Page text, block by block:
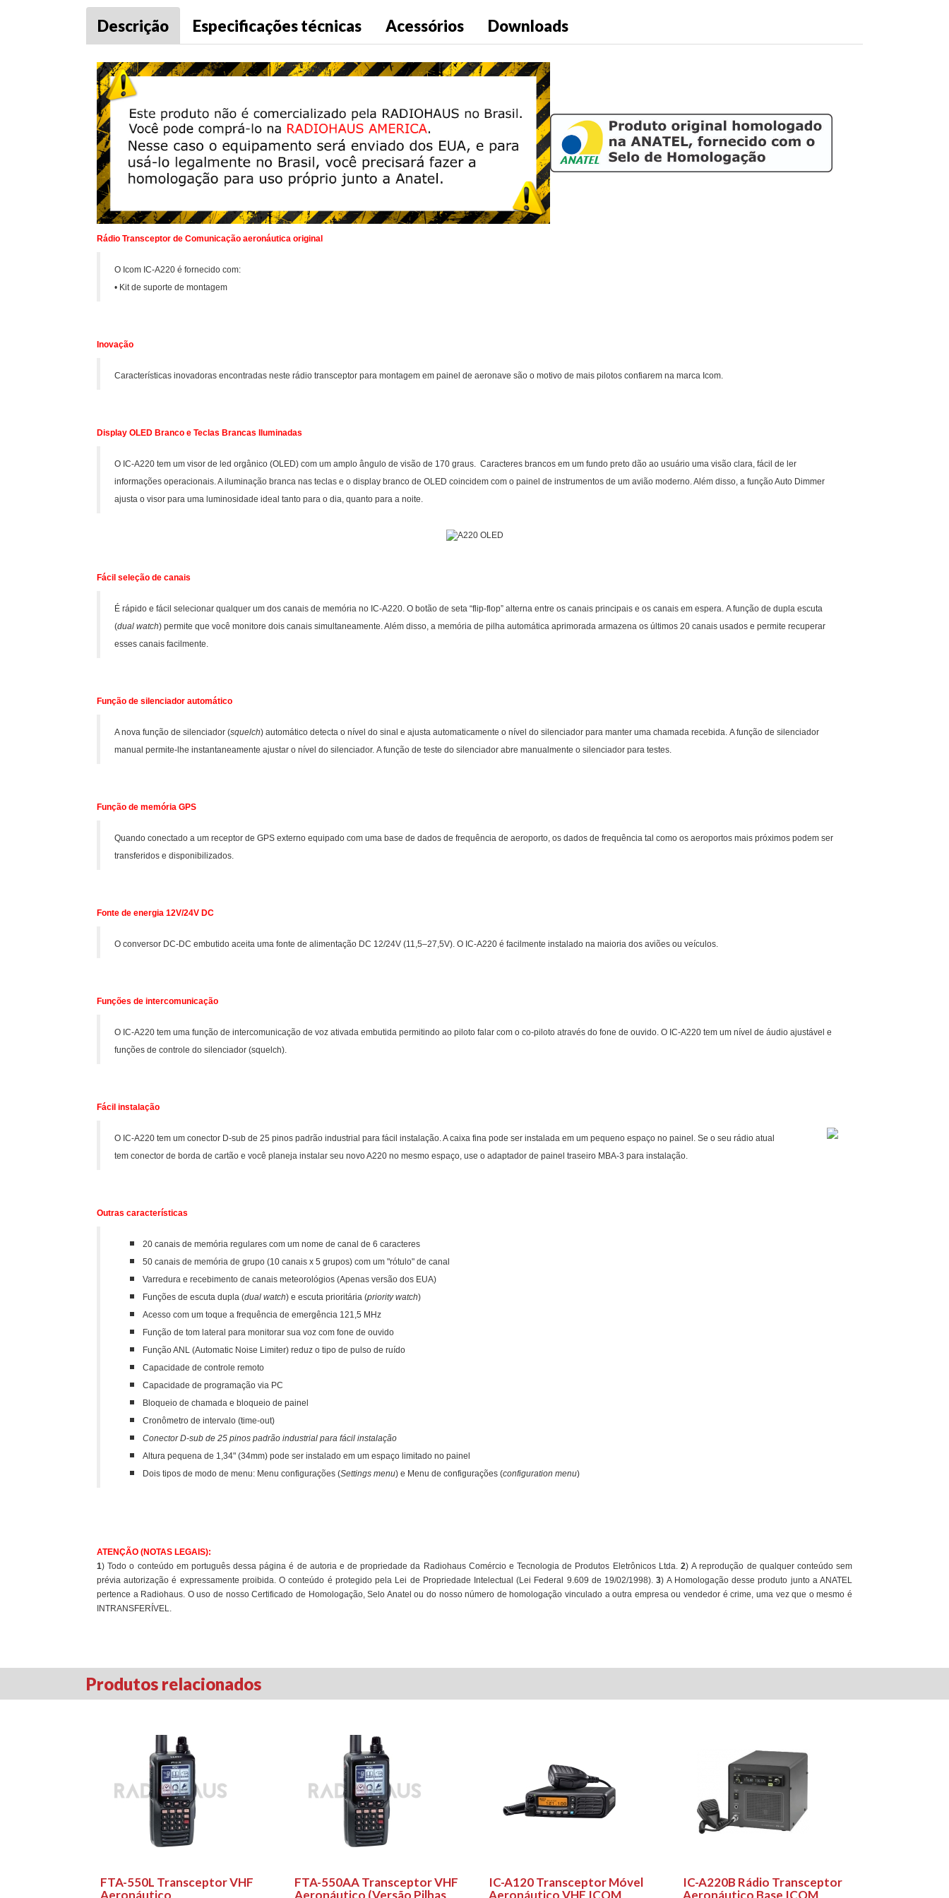
Descrição Especificações técnicas Acessórios Downloads
Rádio Transceptor de Comunicação aeronáutica original
O Icom IC-A220 é fornecido com:
• Kit de suporte de montagem
Inovação
Características inovadoras encontradas neste rádio transceptor para montagem em painel de aeronave são o motivo de mais pilotos confiarem na marca Icom.
Display OLED Branco e Teclas Brancas Iluminadas
O IC-A220 tem um visor de led orgânico (OLED) com um amplo ângulo de visão de 170 graus. Caracteres brancos em um fundo preto dão ao usuário uma visão clara, fácil de ler
informações operacionais. A iluminação branca nas teclas e o display branco de OLED coincidem com o painel de instrumentos de um avião moderno. Além disso, a função Auto Dimmer
ajusta o visor para uma luminosidade ideal tanto para o dia, quanto para a noite.
Fácil seleção de canais
É rápido e fácil selecionar qualquer um dos canais de memória no IC-A220. O botão de seta “flip-flop” alterna entre os canais principais e os canais em espera. A função de dupla escuta
(dual watch) permite que você monitore dois canais simultaneamente. Além disso, a memória de pilha automática aprimorada armazena os últimos 20 canais usados e permite recuperar
esses canais facilmente.
Função de silenciador automático
A nova função de silenciador (squelch) automático detecta o nível do sinal e ajusta automaticamente o nível do silenciador para manter uma chamada recebida. A função de silenciador
manual permite-lhe instantaneamente ajustar o nível do silenciador. A função de teste do silenciador abre manualmente o silenciador para testes.
Função de memória GPS
Quando conectado a um receptor de GPS externo equipado com uma base de dados de frequência de aeroporto, os dados de frequência tal como os aeroportos mais próximos podem ser
transferidos e disponibilizados.
Fonte de energia 12V/24V DC
O conversor DC-DC embutido aceita uma fonte de alimentação DC 12/24V (11,5–27,5V). O IC-A220 é facilmente instalado na maioria dos aviões ou veículos.
Funções de intercomunicação
O IC-A220 tem uma função de intercomunicação de voz ativada embutida permitindo ao piloto falar com o co-piloto através do fone de ouvido. O IC-A220 tem um nível de áudio ajustável e
funções de controle do silenciador (squelch).
Fácil instalação
O IC-A220 tem um conector D-sub de 25 pinos padrão industrial para fácil instalação. A caixa fina pode ser instalada em um pequeno espaço no painel. Se o seu rádio atual
tem conector de borda de cartão e você planeja instalar seu novo A220 no mesmo espaço, use o adaptador de painel traseiro MBA-3 para instalação.
Outras características
20 canais de memória regulares com um nome de canal de 6 caracteres
50 canais de memória de grupo (10 canais x 5 grupos) com um "rótulo" de canal
Varredura e recebimento de canais meteorológios (Apenas versão dos EUA)
Funções de escuta dupla (dual watch) e escuta prioritária (priority watch)
Acesso com um toque a frequência de emergência 121,5 MHz
Função de tom lateral para monitorar sua voz com fone de ouvido
Função ANL (Automatic Noise Limiter) reduz o tipo de pulso de ruído
Capacidade de controle remoto
Capacidade de programação via PC
Bloqueio de chamada e bloqueio de painel
Cronômetro de intervalo (time-out)
Conector D-sub de 25 pinos padrão industrial para fácil instalação
Altura pequena de 1,34" (34mm) pode ser instalado em um espaço limitado no painel
Dois tipos de modo de menu: Menu configurações (Settings menu) e Menu de configurações (configuration menu)
ATENÇÃO (NOTAS LEGAIS):
1) Todo o conteúdo em português dessa página é de autoria e de propriedade da Radiohaus Comércio e Tecnologia de Produtos Eletrônicos Ltda.2) A reprodução de qualquer conteúdo sem
prévia autorização é expressamente proibida. O conteúdo é protegido pela Lei de Propriedade Intelectual (Lei Federal 9.609 de 19/02/1998).3) A Homologação desse produto junto a ANATEL
pertence a Radiohaus. O uso de nosso Certificado de Homologação, Selo Anatel ou do nosso número de homologação vinculado a outra empresa ou vendedor é crime, uma vez que o mesmo é
INTRANSFERÍVEL.
Produtos relacionados
FTA-550L Transceptor VHF
Aeronáutico
FTA-550AA Transceptor VHF
Aeronáutico (Versão Pilhas
IC-A120 Transceptor Móvel
Aeronáutico VHF ICOM
IC-A220B Rádio Transceptor
Aeronáutico Base ICOM